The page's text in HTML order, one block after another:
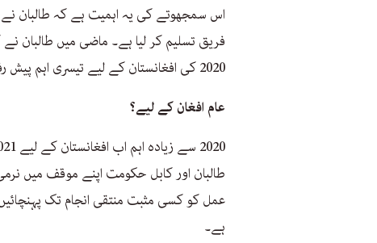
اس سمجھوتے کی یہ اہمیت ہے کہ طالبان نے
فریق تسلیم کر لیا ہے۔ ماضی میں طالبان
2020 کی افغانستان کے لیے تیسری اہم پیش رفت قرار دی جاسکتی ہے۔
عام افغان کے لیے؟
طالبان اور کابل حکومت اپنے موقف میں
عمل کو کسی مثبت منتقی انجام تک
ہے۔